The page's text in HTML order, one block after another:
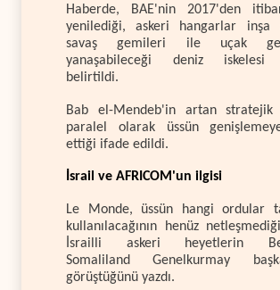
Haberde, BAE'nin 2017'den
yenilediği, askeri hangarlar
savaş gemileri ile uçak
yanaşabileceği deniz iskelesi
belirtildi.
Bab el-Mendeb'in artan stratejik
paralel olarak üssün
ettiği ifade edildi.
İsrail ve AFRICOM'un ilgisi
Le Monde, üssün hangi ordular
kullanılacağının henüz
İsrailli askeri heyetlerin
Somaliland Genelkurmay
görüştüğünü yazdı.